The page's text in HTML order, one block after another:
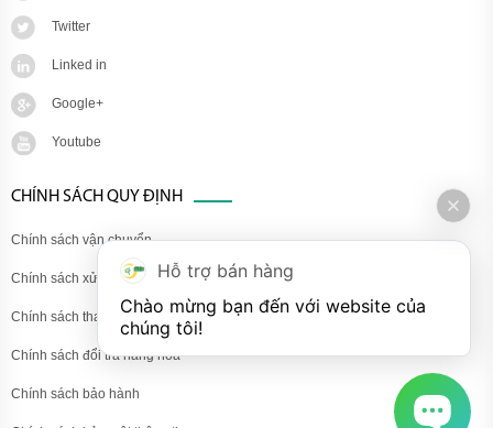
Twitter
Linked in
Google+
Youtube
CHÍNH SÁCH QUY ĐỊNH
Chính sách vận chuyển
Chính sách xử lý khiếu nại
Chính sách thanh toán
Chính sách đổi trả hàng hóa
Chính sách bảo hành
Hỗ trợ bán hàng
Chào mừng bạn đến với website của
chúng tôi!